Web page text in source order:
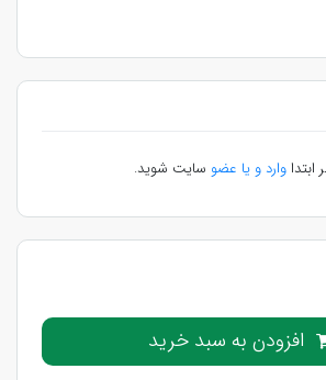
وارد و یا عضو سایت شوید.
افزودن به سبد خرید